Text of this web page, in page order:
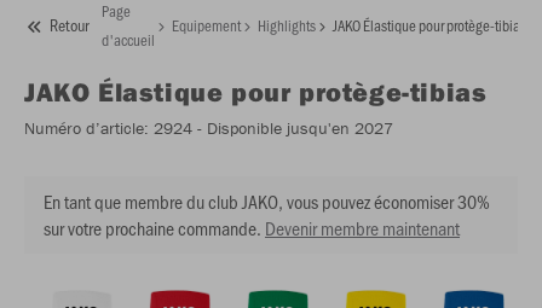
Retour
Page
d'accueil
Equipement Highlights JAKO Élastique pour protège-tibias
JAKO Élastique pour protège-tibias
Numéro d’article: 2924 - Disponible jusqu'en 2027
En tant que membre du club JAKO, vous pouvez économiser 30%
sur votre prochaine commande. Devenir membre maintenant